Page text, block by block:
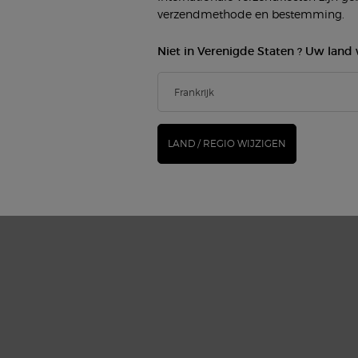
verzendmethode en bestemming.
Niet in Verenigde Staten ? Uw land
LAND / REGIO WIJZIGEN